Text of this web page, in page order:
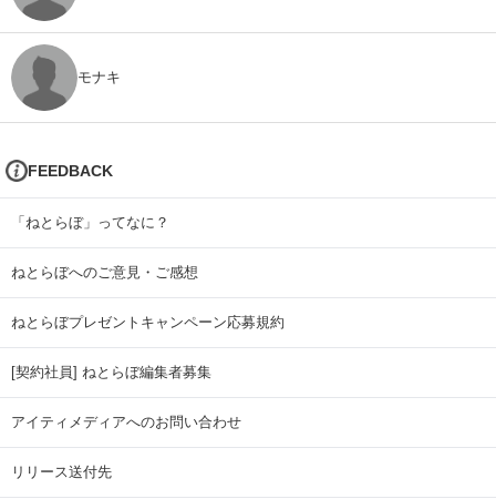
モナキ
FEEDBACK
「ねとらぼ」ってなに？
ねとらぼへのご意見・ご感想
ねとらぼプレゼントキャンペーン応募規約
[契約社員] ねとらぼ編集者募集
アイティメディアへのお問い合わせ
リリース送付先